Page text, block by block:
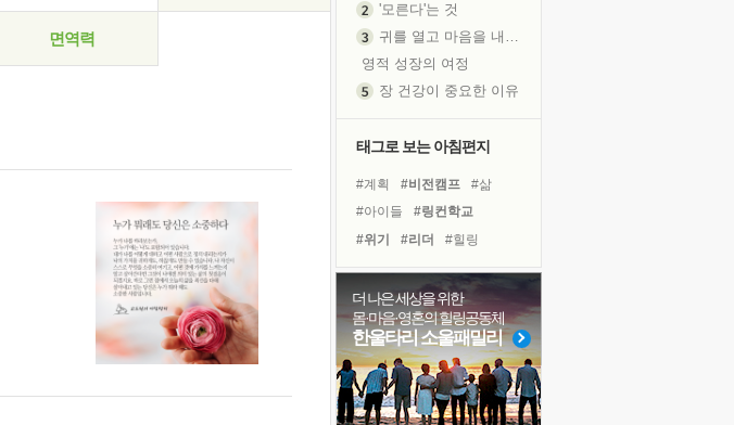
면역력
'모른다'는 것
귀를 열고 마음을 내어주고
영적 성장의 여정
장 건강이 중요한 이유
꿈이 실제가 되는 것
'말 타는 법'을 먼저
졸업식 사진을 보며
극심한 변비, 어깨결림, 수면 장애
아픈 아버지를 위한 공간 설계
슬럼프
태그로 보는 아침편지
#계획 #비전캠프
#삶
#아이들
#링컨학교
#위기
#리더
#힐링
#건강
#다짐
#경험
#희망
#명상
#유튜브
#독서
#바이러스
#나눔
#도움
#독서캠프
#면역력
#친구
더 나은 세상을 위한
몸·마음·영혼의 힐링공동체
한울타리 소울패밀리